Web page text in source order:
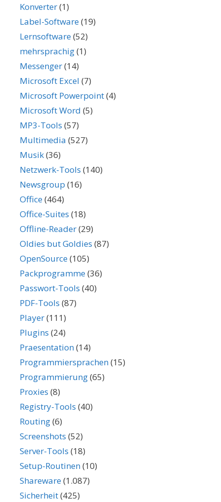
Konverter(1)
Label-Software(19)
Lernsoftware(52)
mehrsprachig(1)
Messenger(14)
Microsoft Excel (7)
Microsoft Powerpoint(4)
Microsoft Word (5)
MP3-Tools (57)
Multimedia (527)
Musik(36)
Netzwerk-Tools (140)
Newsgroup (16)
Office(464)
Office-Suites (18)
Offline-Reader(29)
Oldies but Goldies (87)
OpenSource(105)
Packprogramme(36)
Passwort-Tools (40)
PDF-Tools (87)
Player(111)
Plugins (24)
Praesentation(14)
Programmiersprachen(15)
Programmierung(65)
Proxies (8)
Registry-Tools (40)
Routing(6)
Screenshots (52)
Server-Tools (18)
Setup-Routinen(10)
Shareware(1.087)
Sicherheit(425)